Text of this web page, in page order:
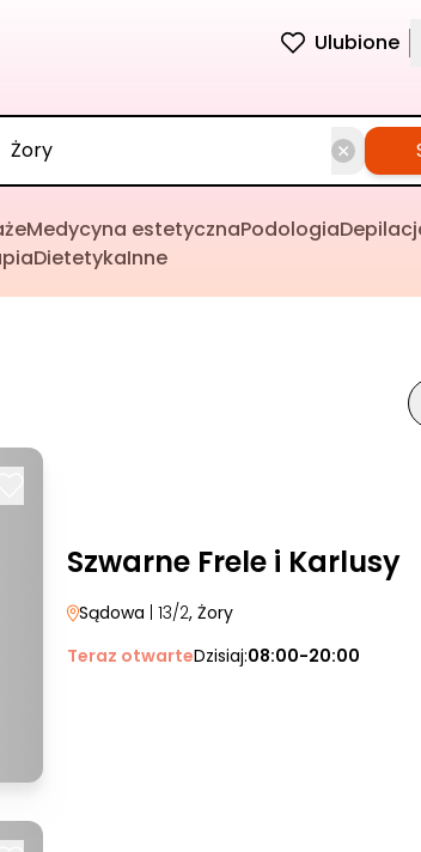
Ulubione
Medycyna estetycznaPodologia
DietetykaInne
Szwarne Frele i Karlusy
Sądowa | 13/2, Żory
Teraz otwarteDzisiaj:08:00-20:00